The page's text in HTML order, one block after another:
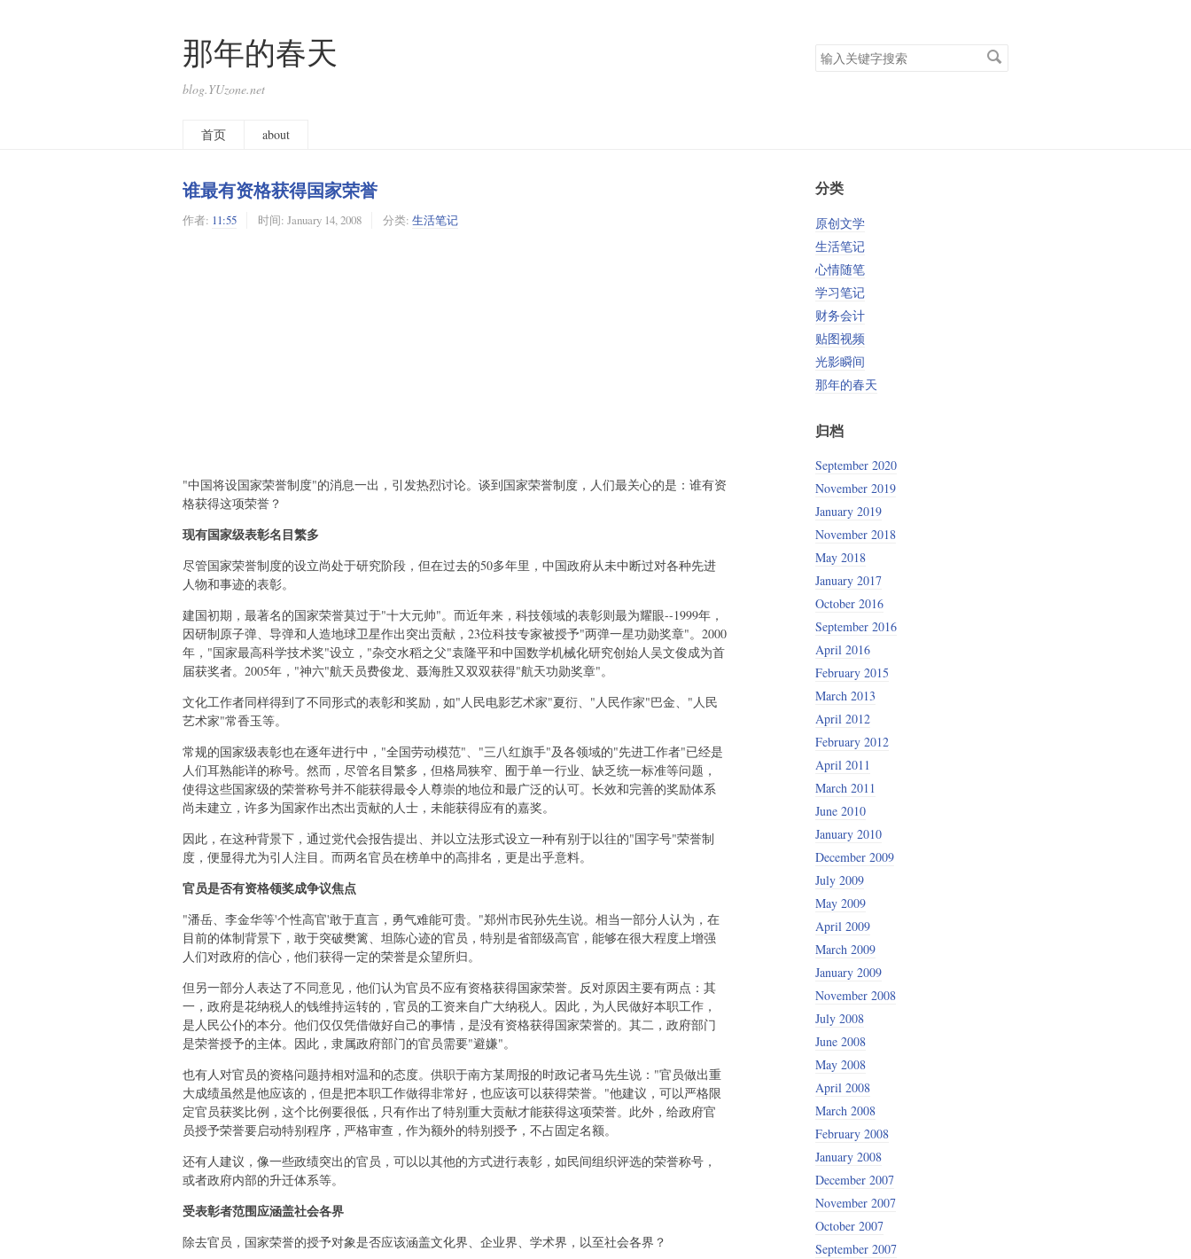
那年的春天
blog.YUzone.net
搜
索
首页 about
谁最有资格获得国家荣誉
作者: 11:55 时间: January 14, 2008 分类: 生活笔记
"中国将设国家荣誉制度"的消息一出，引发热烈讨论。谈到国家荣誉制度，人们最关心的是：谁有资
格获得这项荣誉？
现有国家级表彰名目繁多
尽管国家荣誉制度的设立尚处于研究阶段，但在过去的50多年里，中国政府从未中断过对各种先进
人物和事迹的表彰。
建国初期，最著名的国家荣誉莫过于"十大元帅"。而近年来，科技领域的表彰则最为耀眼--1999年，
因研制原子弹、导弹和人造地球卫星作出突出贡献，23位科技专家被授予"两弹一星功勋奖章"。2000
年，"国家最高科学技术奖"设立，"杂交水稻之父"袁隆平和中国数学机械化研究创始人吴文俊成为首
届获奖者。2005年，"神六"航天员费俊龙、聂海胜又双双获得"航天功勋奖章"。
文化工作者同样得到了不同形式的表彰和奖励，如"人民电影艺术家"夏衍、"人民作家"巴金、"人民
艺术家"常香玉等。
常规的国家级表彰也在逐年进行中，"全国劳动模范"、"三八红旗手"及各领域的"先进工作者"已经是
人们耳熟能详的称号。然而，尽管名目繁多，但格局狭窄、囿于单一行业、缺乏统一标准等问题，
使得这些国家级的荣誉称号并不能获得最令人尊崇的地位和最广泛的认可。长效和完善的奖励体系
尚未建立，许多为国家作出杰出贡献的人士，未能获得应有的嘉奖。
因此，在这种背景下，通过党代会报告提出、并以立法形式设立一种有别于以往的"国字号"荣誉制
度，便显得尤为引人注目。而两名官员在榜单中的高排名，更是出乎意料。
官员是否有资格领奖成争议焦点
"潘岳、李金华等'个性高官'敢于直言，勇气难能可贵。"郑州市民孙先生说。相当一部分人认为，在
目前的体制背景下，敢于突破樊篱、坦陈心迹的官员，特别是省部级高官，能够在很大程度上增强
人们对政府的信心，他们获得一定的荣誉是众望所归。
但另一部分人表达了不同意见，他们认为官员不应有资格获得国家荣誉。反对原因主要有两点：其
一，政府是花纳税人的钱维持运转的，官员的工资来自广大纳税人。因此，为人民做好本职工作，
是人民公仆的本分。他们仅仅凭借做好自己的事情，是没有资格获得国家荣誉的。其二，政府部门
是荣誉授予的主体。因此，隶属政府部门的官员需要"避嫌"。
也有人对官员的资格问题持相对温和的态度。供职于南方某周报的时政记者马先生说："官员做出重
大成绩虽然是他应该的，但是把本职工作做得非常好，也应该可以获得荣誉。"他建议，可以严格限
定官员获奖比例，这个比例要很低，只有作出了特别重大贡献才能获得这项荣誉。此外，给政府官
员授予荣誉要启动特别程序，严格审查，作为额外的特别授予，不占固定名额。
还有人建议，像一些政绩突出的官员，可以以其他的方式进行表彰，如民间组织评选的荣誉称号，
或者政府内部的升迁体系等。
受表彰者范围应涵盖社会各界
除去官员，国家荣誉的授予对象是否应该涵盖文化界、企业界、学术界，以至社会各界？
分类
原创文学
生活笔记
心情随笔
学习笔记
财务会计
贴图视频
光影瞬间
那年的春天
归档
September 2020
November 2019
January 2019
November 2018
May 2018
January 2017
October 2016
September 2016
April 2016
February 2015
March 2013
April 2012
February 2012
April 2011
March 2011
June 2010
January 2010
December 2009
July 2009
May 2009
April 2009
March 2009
January 2009
November 2008
July 2008
June 2008
May 2008
April 2008
March 2008
February 2008
January 2008
December 2007
November 2007
October 2007
September 2007